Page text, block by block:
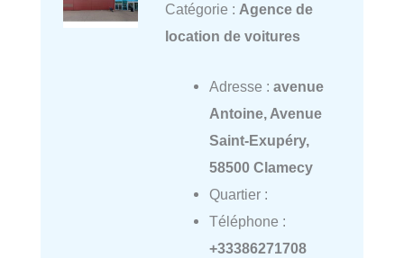
Catégorie : Agence de
location de voitures
Adresse : avenue
Antoine, Avenue
Saint-Exupéry,
58500 Clamecy
Quartier :
Téléphone :
+33386271708